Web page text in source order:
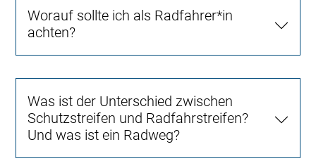
Worauf sollte ich als Radfahrer*in
achten?
Was ist der Unterschied zwischen
Schutzstreifen und Radfahrstreifen?
Und was ist ein Radweg?